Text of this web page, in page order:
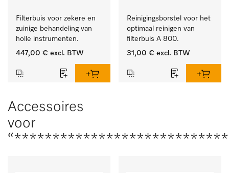
Filterbuis voor zekere en
zuinige behandeling van
holle instrumenten.
447,00 € excl. BTW
Reinigingsborstel voor het
optimaal reinigen van
filterbuis A 800.
31,00 € excl. BTW
Accessoires
voor